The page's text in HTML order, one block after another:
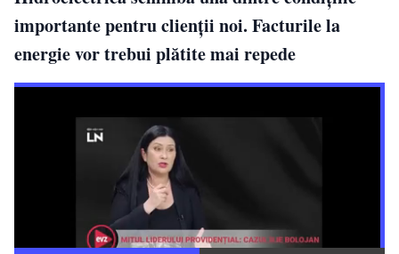
importante pentru clienții noi. Facturile la
energie vor trebui plătite mai repede